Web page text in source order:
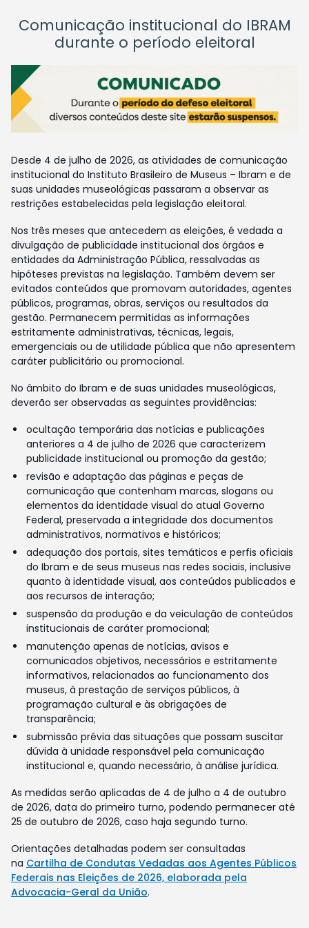
Comunicação institucional do IBRAM
durante o período eleitoral
Desde 4 de julho de 2026, as atividades de comunicação
institucional do Instituto Brasileiro de Museus – Ibram e de
suas unidades museológicas passaram a observar as
restrições estabelecidas pela legislação eleitoral.
Nos três meses que antecedem as eleições, é vedada a
divulgação de publicidade institucional dos órgãos e
entidades da Administração Pública, ressalvadas as
hipóteses previstas na legislação. Também devem ser
evitados conteúdos que promovam autoridades, agentes
públicos, programas, obras, serviços ou resultados da
gestão. Permanecem permitidas as informações
estritamente administrativas, técnicas, legais,
emergenciais ou de utilidade pública que não apresentem
caráter publicitário ou promocional.
No âmbito do Ibram e de suas unidades museológicas,
deverão ser observadas as seguintes providências:
ocultação temporária das notícias e publicações
anteriores a 4 de julho de 2026 que caracterizem
publicidade institucional ou promoção da gestão;
revisão e adaptação das páginas e peças de
comunicação que contenham marcas, slogans ou
elementos da identidade visual do atual Governo
Federal, preservada a integridade dos documentos
administrativos, normativos e históricos;
adequação dos portais, sites temáticos e perfis oficiais
do Ibram e de seus museus nas redes sociais, inclusive
quanto à identidade visual, aos conteúdos publicados e
aos recursos de interação;
suspensão da produção e da veiculação de conteúdos
institucionais de caráter promocional;
manutenção apenas de notícias, avisos e
comunicados objetivos, necessários e estritamente
informativos, relacionados ao funcionamento dos
museus, à prestação de serviços públicos, à
programação cultural e às obrigações de
transparência;
submissão prévia das situações que possam suscitar
dúvida à unidade responsável pela comunicação
institucional e, quando necessário, à análise jurídica.
As medidas serão aplicadas de 4 de julho a 4 de outubro
de 2026, data do primeiro turno, podendo permanecer até
25 de outubro de 2026, caso haja segundo turno.
Orientações detalhadas podem ser consultadas
na Cartilha de Condutas Vedadas aos Agentes Públicos
Federais nas Eleições de 2026, elaborada pela
Advocacia-Geral da União.